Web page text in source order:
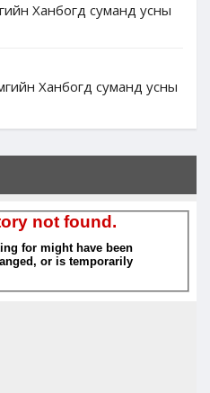
Ханбогд суманд усны
Ханбогд суманд усны